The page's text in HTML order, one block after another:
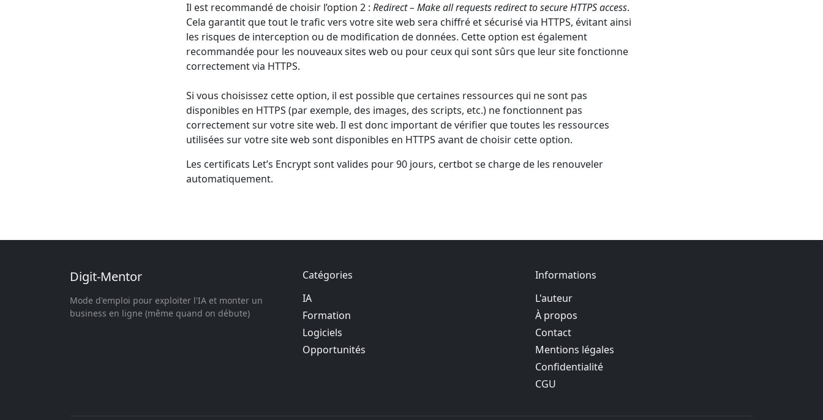
Il est recommandé de choisir l’option 2 : Redirect – Make all requests redirect to secure HTTPS access.
Cela garantit que tout le trafic vers votre site web sera chiffré et sécurisé via HTTPS, évitant ainsi
les risques de interception ou de modification de données. Cette option est également
recommandée pour les nouveaux sites web ou pour ceux qui sont sûrs que leur site fonctionne
correctement via HTTPS.
Si vous choisissez cette option, il est possible que certaines ressources qui ne sont pas
disponibles en HTTPS (par exemple, des images, des scripts, etc.) ne fonctionnent pas
correctement sur votre site web. Il est donc important de vérifier que toutes les ressources
utilisées sur votre site web sont disponibles en HTTPS avant de choisir cette option.
Les certificats Let’s Encrypt sont valides pour 90 jours, certbot se charge de les renouveler
automatiquement.
Digit-Mentor
Mode d'emploi pour exploiter l'IA et monter un
business en ligne (même quand on débute)
Catégories
IA
Formation
Logiciels
Opportunités
Informations
L'auteur
À propos
Contact
Mentions légales
Confidentialité
CGU